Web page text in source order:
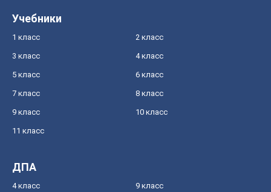
Учебники
1 класс 2 класс
3 класс 4 класс
5 класс 6 класс
7 класс 8 класс
9 класс 10 класс
11 класс
ДПА
4 класс 9 класс